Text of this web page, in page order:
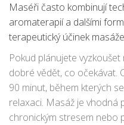
Maséři často kombinují
aromaterapií a dalšími
terapeutický účinek
Pokud plánujete vyzkoušet
dobré vědět, co očekávat.
90 minut, během kterých
relaxaci. Masáž je vhodná
chronickým stresem nebo